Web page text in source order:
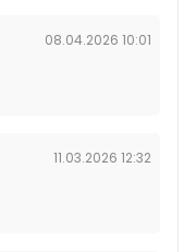
08.04.2026 10:01
11.03.2026 12:32